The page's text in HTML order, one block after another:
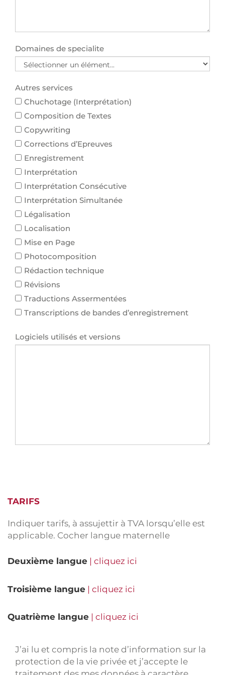
Domaines de specialite
Autres services
Chuchotage (Interprétation)
Composition de Textes
Copywriting
Corrections d’Epreuves
Enregistrement
Interprétation
Interprétation Consécutive
Interprétation Simultanée
Légalisation
Localisation
Mise en Page
Photocomposition
Rédaction technique
Révisions
Traductions Assermentées
Transcriptions de bandes d’enregistrement
Logiciels utilisés et versions
Première langue
Langue cible
Deuxième langue
Langue source
Langue maternelle
Troisième langue
Langue source
Langue cible
Quatrième langue
Langue source